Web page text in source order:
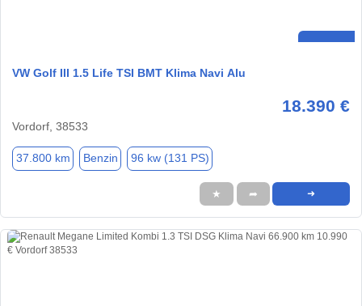
VW Golf III 1.5 Life TSI BMT Klima Navi Alu
18.390 €
Vordorf, 38533
37.800 km Benzin 96 kw (131 PS)
★ ➦ ➜